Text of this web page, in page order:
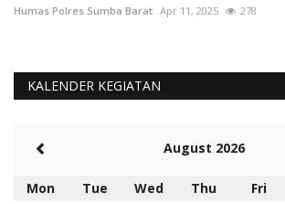
Humas Polres Sumba Barat Apr 11, 2025 278
KALENDER KEGIATAN
August 2026
Mon Tue Wed Thu Fri